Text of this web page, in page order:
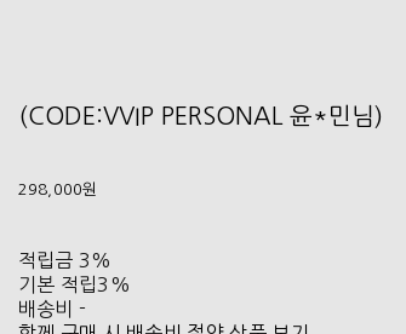
(CODE:VVIP PERSONAL 윤*민님)
298,000원
적립금 3%
기본 적립3%
배송비 -